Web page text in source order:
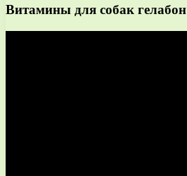
Витамины для собак гелабон